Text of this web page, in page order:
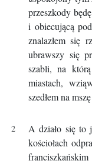
przeszkody
i obiecującą
znalazłem się
ubrawszy się
szabli, na
miastach,
szedłem na
A działo się to
kościołach